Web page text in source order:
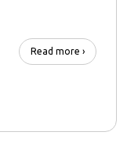
Read more ›